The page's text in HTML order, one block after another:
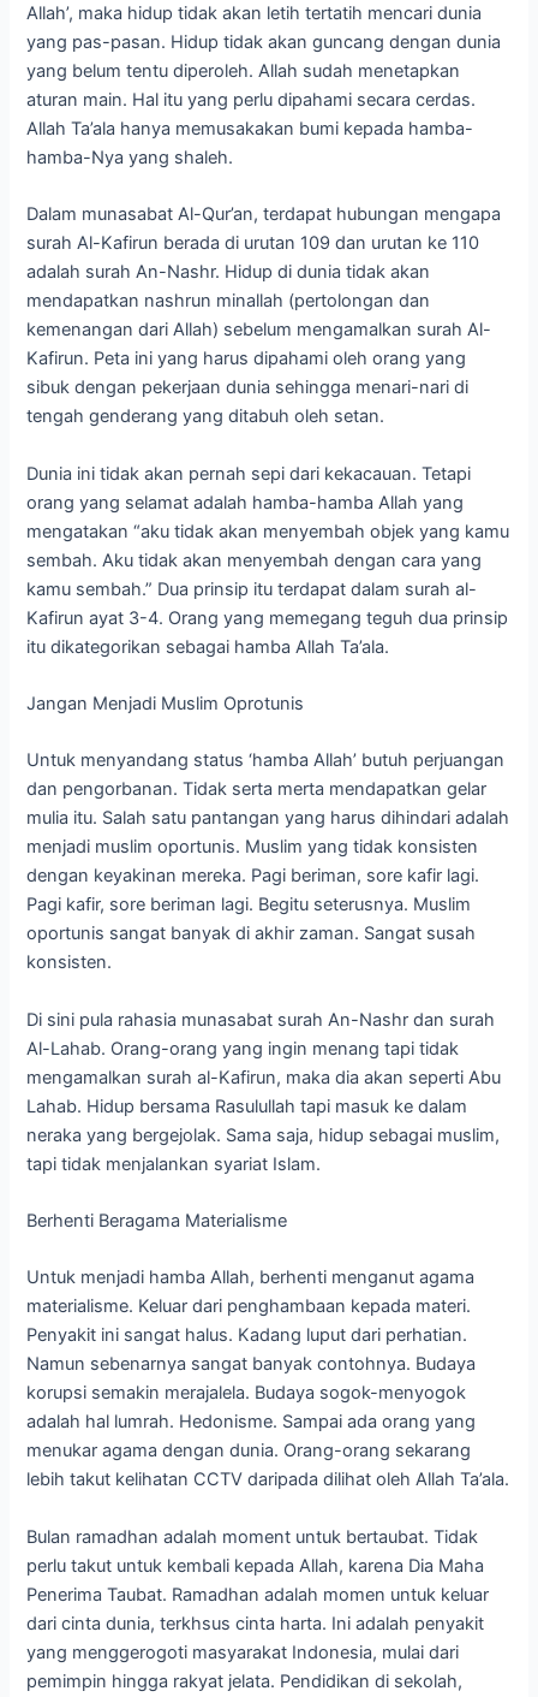
Allah’, maka hidup tidak akan letih tertatih mencari dunia
yang pas-pasan. Hidup tidak akan guncang dengan dunia
yang belum tentu diperoleh. Allah sudah menetapkan
aturan main. Hal itu yang perlu dipahami secara cerdas.
Allah Ta’ala hanya memusakakan bumi kepada hamba-
hamba-Nya yang shaleh.
Dalam munasabat Al-Qur’an, terdapat hubungan mengapa
surah Al-Kafirun berada di urutan 109 dan urutan ke 110
adalah surah An-Nashr. Hidup di dunia tidak akan
mendapatkan nashrun minallah (pertolongan dan
kemenangan dari Allah) sebelum mengamalkan surah Al-
Kafirun. Peta ini yang harus dipahami oleh orang yang
sibuk dengan pekerjaan dunia sehingga menari-nari di
tengah genderang yang ditabuh oleh setan.
Dunia ini tidak akan pernah sepi dari kekacauan. Tetapi
orang yang selamat adalah hamba-hamba Allah yang
mengatakan “aku tidak akan menyembah objek yang kamu
sembah. Aku tidak akan menyembah dengan cara yang
kamu sembah.” Dua prinsip itu terdapat dalam surah al-
Kafirun ayat 3-4. Orang yang memegang teguh dua prinsip
itu dikategorikan sebagai hamba Allah Ta’ala.
Jangan Menjadi Muslim Oprotunis
Untuk menyandang status ‘hamba Allah’ butuh perjuangan
dan pengorbanan. Tidak serta merta mendapatkan gelar
mulia itu. Salah satu pantangan yang harus dihindari adalah
menjadi muslim oportunis. Muslim yang tidak konsisten
dengan keyakinan mereka. Pagi beriman, sore kafir lagi.
Pagi kafir, sore beriman lagi. Begitu seterusnya. Muslim
oportunis sangat banyak di akhir zaman. Sangat susah
konsisten.
Di sini pula rahasia munasabat surah An-Nashr dan surah
Al-Lahab. Orang-orang yang ingin menang tapi tidak
mengamalkan surah al-Kafirun, maka dia akan seperti Abu
Lahab. Hidup bersama Rasulullah tapi masuk ke dalam
neraka yang bergejolak. Sama saja, hidup sebagai muslim,
tapi tidak menjalankan syariat Islam.
Berhenti Beragama Materialisme
Untuk menjadi hamba Allah, berhenti menganut agama
materialisme. Keluar dari penghambaan kepada materi.
Penyakit ini sangat halus. Kadang luput dari perhatian.
Namun sebenarnya sangat banyak contohnya. Budaya
korupsi semakin merajalela. Budaya sogok-menyogok
adalah hal lumrah. Hedonisme. Sampai ada orang yang
menukar agama dengan dunia. Orang-orang sekarang
lebih takut kelihatan CCTV daripada dilihat oleh Allah Ta’ala.
Bulan ramadhan adalah moment untuk bertaubat. Tidak
perlu takut untuk kembali kepada Allah, karena Dia Maha
Penerima Taubat. Ramadhan adalah momen untuk keluar
dari cinta dunia, terkhsus cinta harta. Ini adalah penyakit
yang menggerogoti masyarakat Indonesia, mulai dari
pemimpin hingga rakyat jelata. Pendidikan di sekolah,